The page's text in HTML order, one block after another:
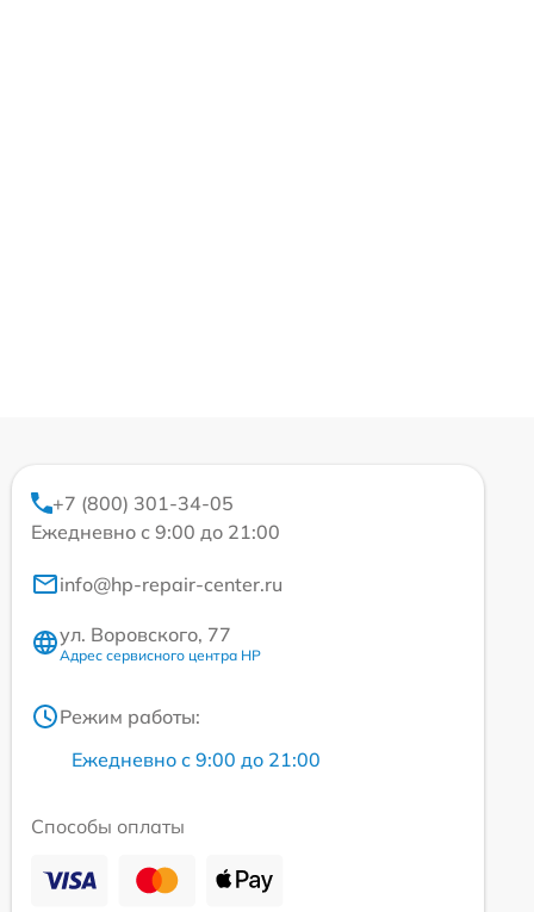
+7 (800) 301-34-05
Ежедневно с 9:00 до 21:00
info@hp-repair-center.ru
ул. Воровского, 77
Адрес сервисного центра HP
Режим работы:
Ежедневно с 9:00 до 21:00
Способы оплаты